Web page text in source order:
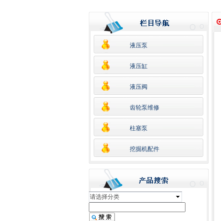
请选择分类
液压泵
液压缸
液压阀
齿轮泵维修
柱塞泵
挖掘机配件